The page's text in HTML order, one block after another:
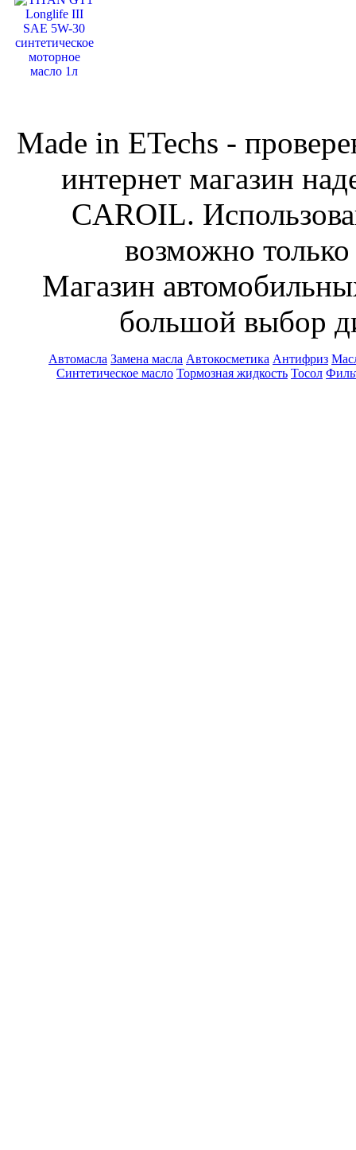
Made in ETechs -
интернет магазин
CAROIL.
возможно
Магазин
большой выбор
Автомасла Замена масла Автокосметика Антифриз
Синтетическое масло Тормозная жидкость Тосол